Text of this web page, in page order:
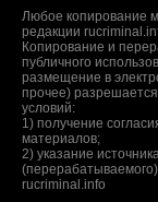
Любое копирование
редакции
Копирование и
публичного
размещение в
прочее)
условий:
1) получение
материалов;
2) указание
rucriminal.info